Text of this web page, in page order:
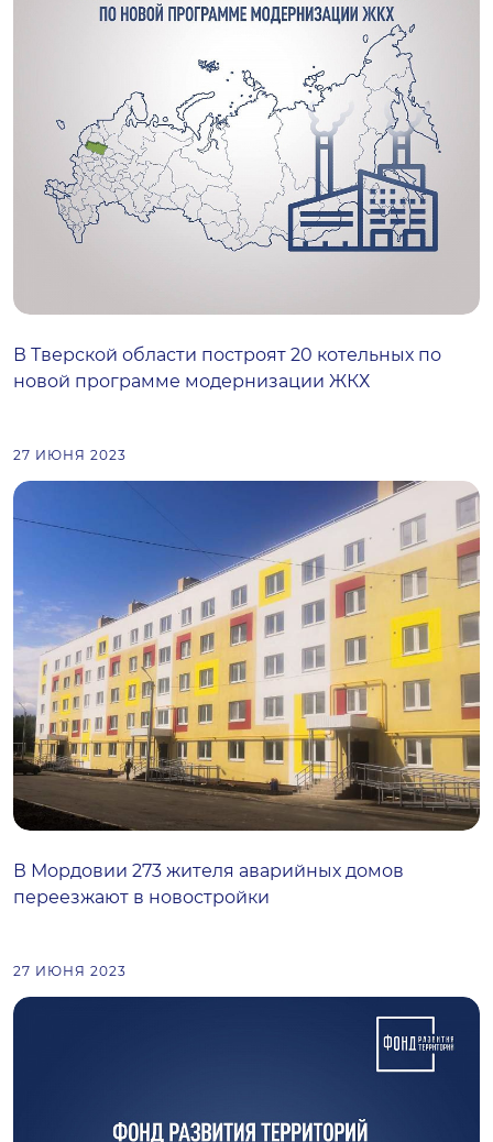
В Тверской области построят 20 котельных по
новой программе модернизации ЖКХ
27 ИЮНЯ 2023
В Мордовии 273 жителя аварийных домов
переезжают в новостройки
27 ИЮНЯ 2023